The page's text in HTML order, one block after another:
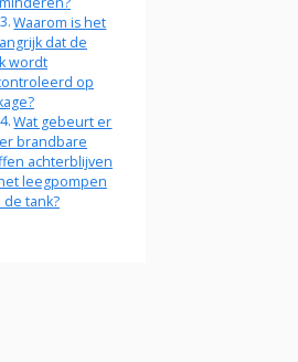
Waarom is het
dat de
wordt
op
Wat gebeurt er
brandbare
achterblijven
leegpompen
de tank?